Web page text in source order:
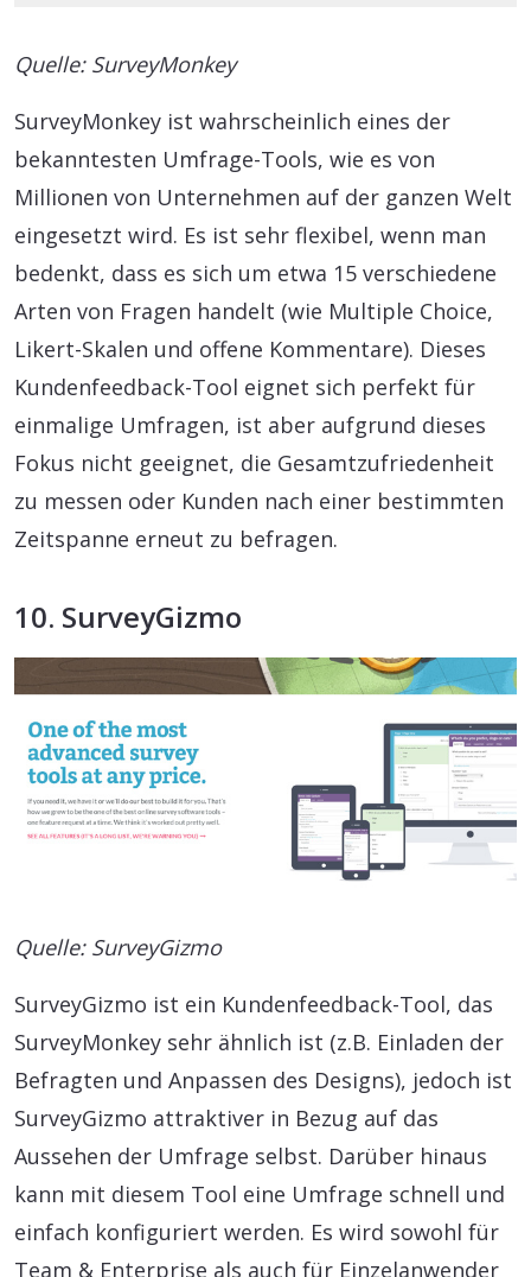
Quelle: SurveyMonkey
SurveyMonkey ist wahrscheinlich eines der
bekanntesten Umfrage-Tools, wie es von
Millionen von Unternehmen auf der ganzen Welt
eingesetzt wird. Es ist sehr flexibel, wenn man
bedenkt, dass es sich um etwa 15 verschiedene
Arten von Fragen handelt (wie Multiple Choice,
Likert-Skalen und offene Kommentare). Dieses
Kundenfeedback-Tool eignet sich perfekt für
einmalige Umfragen, ist aber aufgrund dieses
Fokus nicht geeignet, die Gesamtzufriedenheit
zu messen oder Kunden nach einer bestimmten
Zeitspanne erneut zu befragen.
10. SurveyGizmo
Quelle: SurveyGizmo
SurveyGizmo ist ein Kundenfeedback-Tool, das
SurveyMonkey sehr ähnlich ist (z.B. Einladen der
Befragten und Anpassen des Designs), jedoch ist
SurveyGizmo attraktiver in Bezug auf das
Aussehen der Umfrage selbst. Darüber hinaus
kann mit diesem Tool eine Umfrage schnell und
einfach konfiguriert werden. Es wird sowohl für
Team & Enterprise als auch für Einzelanwender